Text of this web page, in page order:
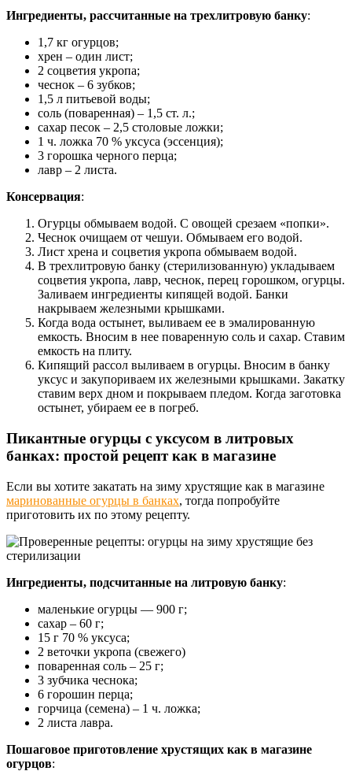
Ингредиенты, рассчитанные на трехлитровую банку:
1,7 кг огурцов;
хрен – один лист;
2 соцветия укропа;
чеснок – 6 зубков;
1,5 л питьевой воды;
соль (поваренная) – 1,5 ст. л.;
сахар песок – 2,5 столовые ложки;
1 ч. ложка 70 % уксуса (эссенция);
3 горошка черного перца;
лавр – 2 листа.
Консервация:
Огурцы обмываем водой. С овощей срезаем «попки».
Чеснок очищаем от чешуи. Обмываем его водой.
Лист хрена и соцветия укропа обмываем водой.
В трехлитровую банку (стерилизованную) укладываем
соцветия укропа, лавр, чеснок, перец горошком, огурцы.
Заливаем ингредиенты кипящей водой. Банки
накрываем железными крышками.
Когда вода остынет, выливаем ее в эмалированную
емкость. Вносим в нее поваренную соль и сахар. Ставим
емкость на плиту.
Кипящий рассол выливаем в огурцы. Вносим в банку
уксус и закупориваем их железными крышками. Закатку
ставим верх дном и покрываем пледом. Когда заготовка
остынет, убираем ее в погреб.
Пикантные огурцы с уксусом в литровых
банках: простой рецепт как в магазине
Если вы хотите закатать на зиму хрустящие как в магазине
маринованные огурцы в банках, тогда попробуйте
приготовить их по этому рецепту.
Ингредиенты, подсчитанные на литровую банку:
маленькие огурцы — 900 г;
сахар – 60 г;
15 г 70 % уксуса;
2 веточки укропа (свежего)
поваренная соль – 25 г;
3 зубчика чеснока;
6 горошин перца;
горчица (семена) – 1 ч. ложка;
2 листа лавра.
Пошаговое приготовление хрустящих как в магазине
огурцов: